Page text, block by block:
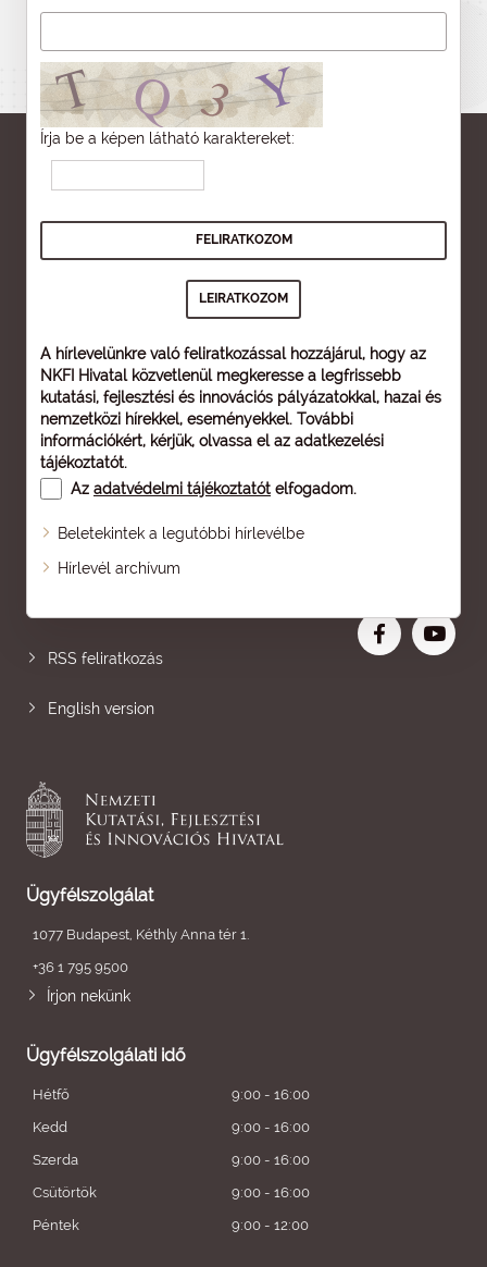
Írja be a képen látható karaktereket:
A hírlevelünkre való feliratkozással hozzájárul, hogy az
NKFI Hivatal közvetlenül megkeresse a legfrissebb
kutatási, fejlesztési és innovációs pályázatokkal, hazai és
nemzetközi hírekkel, eseményekkel. További
információkért, kérjük, olvassa el az adatkezelési
tájékoztatót.
Az adatvédelmi tájékoztatót elfogadom.
Beletekintek a legutóbbi hírlevélbe
Hírlevél archívum
Oldaltérkép
RSS feliratkozás
English version
Ügyfélszolgálat
1077 Budapest, Kéthly Anna tér 1.
+36 1 795 9500
Írjon nekünk
Ügyfélszolgálati idő
Hétfő
9:00 - 16:00
Kedd
9:00 - 16:00
Szerda
9:00 - 16:00
Csütörtök
9:00 - 16:00
Péntek
9:00 - 12:00